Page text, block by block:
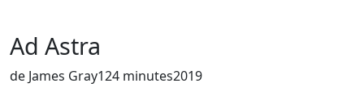
Ad Astra
de James Gray124 minutesAnnée de sortie du film
2019